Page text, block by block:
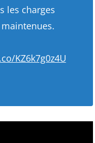
les charges
KZ6k7g0z4U